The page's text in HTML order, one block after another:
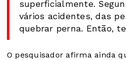
superficialmente.
vários acidentes, das
quebrar perna. Então,
O pesquisador afirma ainda